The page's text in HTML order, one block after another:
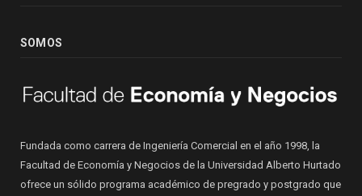
SOMOS
Fundada como carrera de Ingeniería Comercial en el año 1998, la
Facultad de Economía y Negocios de la Universidad Alberto Hurtado
ofrece un sólido programa académico de pregrado y postgrado que